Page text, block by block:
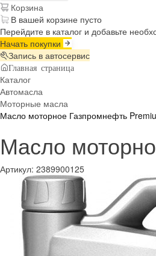
Корзина
В вашей корзине пусто
Перейдите в каталог и добавьте
Начать покупки
Запись в автосервис
Главная страница
Каталог
Автомасла
Моторные масла
Масло моторное Газпромнефть
Масло
Артикул: 2389900125